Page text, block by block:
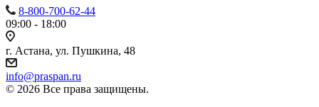
8-800-700-62-44
09:00 - 18:00
г. Астана, ул. Пушкина, 48
info@praspan.ru
© 2026 Все права защищены.